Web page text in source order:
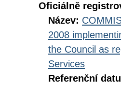
Oficiálně
Název:
2008
the Council as
Services
Referenční